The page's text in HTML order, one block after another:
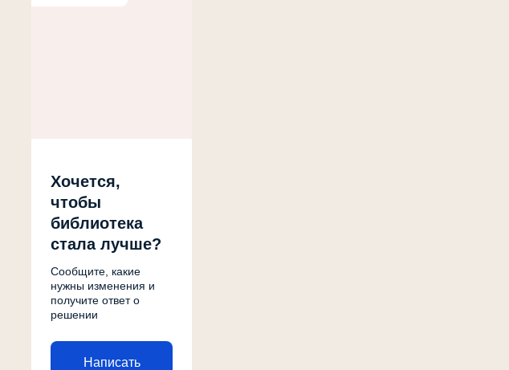
Хочется,
чтобы
библиотека
стала лучше?
Сообщите, какие
нужны изменения и
получите ответ о
решении
Написать